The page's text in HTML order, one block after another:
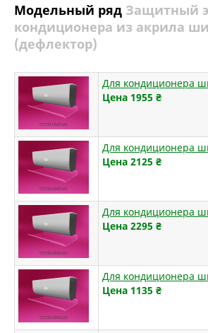
Модельный ряд Защитный
кондиционера из акрила
(дефлектор)
Для кондиционера
Цена 1955 ₴
Для кондиционера
Цена 2125 ₴
Для кондиционера
Цена 2295 ₴
Для кондиционера
Цена 1135 ₴